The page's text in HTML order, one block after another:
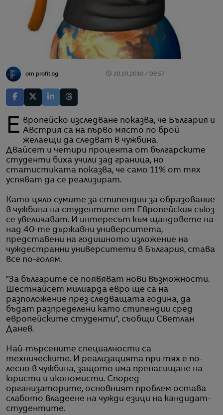
от profit.bg 10.10.2010 / 08:57
Европейско изследване показва, че България и Австрия са на първо място по брой
желаещи да следват в чужбина.
Двайсет и четири процента от българските
студенти биха учили зад граница, но
статистиката показва, че само 11% от тях
успяват да се реализират.
Като цяло сумите за стипендии за образование
в чужбина на студентите от Европейския съюз
се увеличават. И интересът към щандовете на
над 40-те държавни университета,
представени на годишното изложение на
чуждестранни университети в България, става
все по-голям.
"За българите се появяват нови възможности.
Шестнайсет милиарда евро ще са на
разположение през следващата година, да
бъдат разпределени като стипендии сред
европейските студенти", съобщи Светлан
Данев.
Най-търсените специалности са
техническите. И реализацията при тях е по-
лесно в чужбина, защото има пренасищане на
юристи и икономисти. Според
организаторите, основният проблем остава
слабото владеене на чужди езици на кандидат-
студентите.